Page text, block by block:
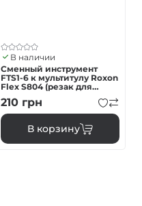
В наличии
Сменный инструмент
FTS1-6 к мультитулу Roxon
Flex S804 (резак для
рыболовных крюков и
очиститель рыбы)
210 грн
В корзину